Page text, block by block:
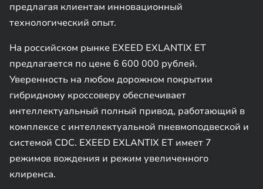
предлагая клиентам инновационный
технологический опыт.
На российском рынке EXEED EXLANTIX ET
предлагается по цене 6 600 000 рублей.
Уверенность на любом дорожном покрытии
гибридному кроссоверу обеспечивает
интеллектуальный полный привод, работающий в
комплексе с интеллектуальной пневмоподвеской и
системой CDC. EXEED EXLANTIX ET имеет 7
режимов вождения и режим увеличенного
клиренса.